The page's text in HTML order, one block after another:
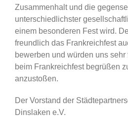
Zusammenhalt und die
unterschiedlichster
einem besonderen Fest wird.
freundlich das Frankreichfest
bewerben und würden uns
beim Frankreichfest begrüßen
anzustoßen.
Der Vorstand der
Dinslaken e.V.